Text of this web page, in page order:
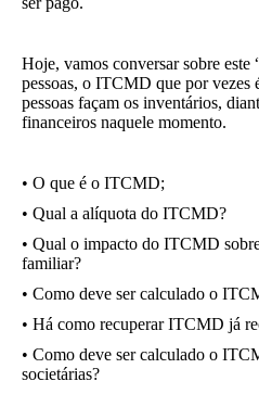
Hoje, vamos conversar sobre este
pessoas, o ITCMD que por vezes
pessoas façam os inventários,
financeiros naquele momento.
• O que é o ITCMD;
• Qual a alíquota do ITCMD?
• Qual o impacto do ITCMD
familiar?
• Como deve ser calculado o
• Há como recuperar ITCMD já
• Como deve ser calculado o
societárias?